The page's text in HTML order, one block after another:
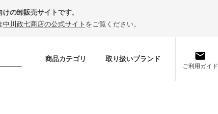
の卸販売サイトです。
中川政七商店の公式サイト をご覧ください。
商品カテゴリ 取り扱いブランド
ご利用ガイド